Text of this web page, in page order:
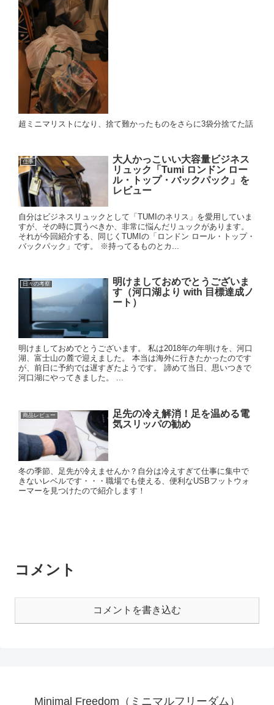
超ミニマリストになり、捨て難かったものをさらに3袋分捨てた話
仕事
大人かっこいい大容量ビジネス
リュック「Tumi ロンドン ロー
ル・トップ・バックパック」を
レビュー
自分はビジネスリュックとして「TUMIのネリス」を愛用していま
すが、その時に買うべきか、非常に悩んだリュックがあります。
それが今回紹介する、同じくTUMIの「ロンドン ロール・トップ・
バックパック」です。 ※持ってるものとカ...
日々の考察
明けましておめでとうございま
す（河口湖より with 目標達成ノ
ート）
明けましておめでとうございます。 私は2018年の年明けを、河口
湖、富士山の麓で迎えました。 本当は海外に行きたかったのです
が、前日に予約では遅すぎたようです。 諦めて当日、思いつきで
河口湖にやってきました。 ...
商品レビュー
足先の冷え解消！足を温める電
気スリッパの勧め
冬の季節、足先が冷えませんか？自分は冷えすぎて仕事に集中で
きないレベルです・・・職場でも使える、便利なUSBフットウォ
ーマーを見つけたので紹介します！
コメント
コメントを書き込む
Minimal Freedom（ミニマルフリーダム）